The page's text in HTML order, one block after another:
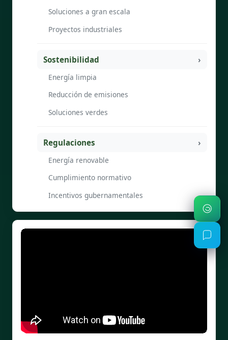
Soluciones a gran escala
Proyectos industriales
Sostenibilidad
Energía limpia
Reducción de emisiones
Soluciones verdes
Regulaciones
Energía renovable
Cumplimiento normativo
Incentivos gubernamentales